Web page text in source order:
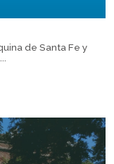
de Santa Fe y